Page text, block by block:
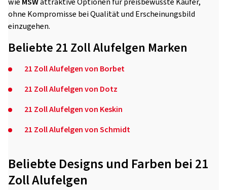
ohne Kompromisse bei Qualität und Erscheinungsbild
einzugehen.
Beliebte 21 Zoll Alufelgen Marken
21 Zoll Alufelgen von Borbet
21 Zoll Alufelgen von Dotz
21 Zoll Alufelgen von Keskin
21 Zoll Alufelgen von Schmidt
Beliebte Designs und Farben bei 21
Zoll Alufelgen